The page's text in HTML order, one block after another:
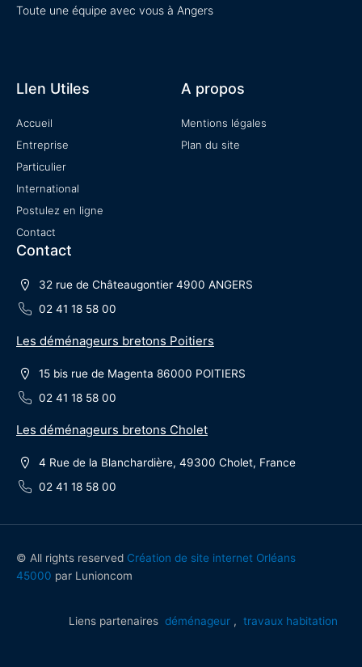
Toute une équipe avec vous à Angers
LIen Utiles
Accueil
Entreprise
Particulier
International
Postulez en ligne
Contact
A propos
Mentions légales
Plan du site
Contact
32 rue de Châteaugontier 4900 ANGERS
02 41 18 58 00
Les déménageurs bretons Poitiers
15 bis rue de Magenta 86000 POITIERS
02 41 18 58 00
Les déménageurs bretons Cholet
4 Rue de la Blanchardière, 49300 Cholet, France
02 41 18 58 00
© All rights reserved Création de site internet Orléans
45000 par Lunioncom
Liens partenaires déménageur , travaux habitation